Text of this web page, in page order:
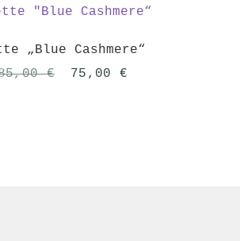
„Blue Cashmere“
€
Ursprünglicher
75,00 €